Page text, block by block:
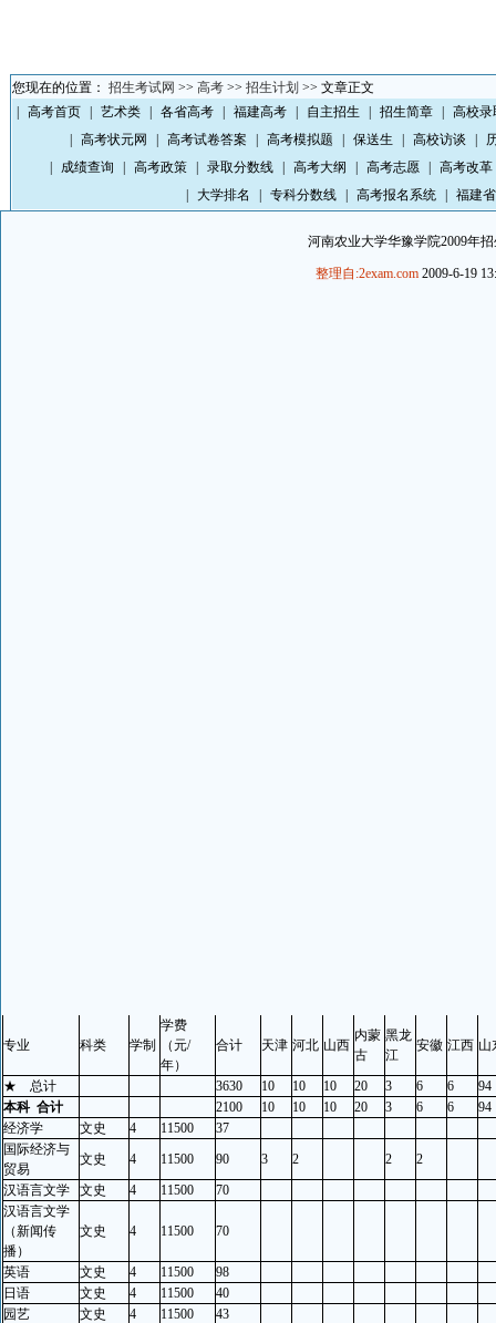
您现在的位置： 招生考试网 >> 高考 >> 招生计划 >> 文章正文
高考首页 艺术类 各省高考 福建高考 自主招生 招生简章
高校录
高考状元网 高考试卷答案 高考模拟题 保送生 高校访谈
成绩查询 高考政策 录取分数线 高考大纲 高考志愿
高考改革
大学排名 专科分数线 高考报名系统 福建
河南农业大学华豫学院2009年
整理自:2exam.com 2009-6-19
专业 科类 学制
学费
（元/
年）
合计 天津 河北 山西
内蒙
古
黑龙
江
安徽 江西 山
★ 总计 3630 10 10 10 20 3 6 6
94
本科 合计 2100 10 10 10 20 3 6 6
94
经济学
文史 4 11500
37
国际经济与
贸易
文史 4 11500 90 3 2 2
2
汉语言文学
文史 4 11500
70
汉语言文学
（新闻传
播）
文史 4 11500 70
英语 文史 4 11500
98
日语
文史 4 11500
40
园艺
文史 4 11500
43